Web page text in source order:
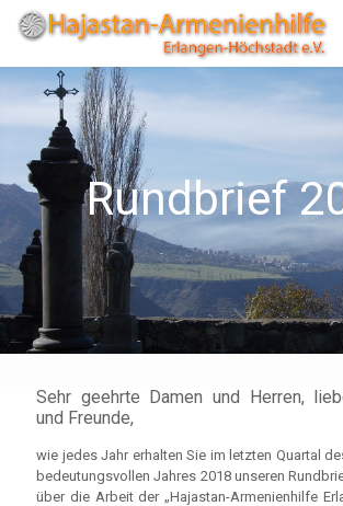
Rundbrief
Sehr geehrte Damen und Herren,
und Freunde,
wie jedes Jahr erhalten Sie im letzten Quartal
bedeutungsvollen Jahres 2018 unseren
über die Arbeit der „Hajastan-Armenienhilfe